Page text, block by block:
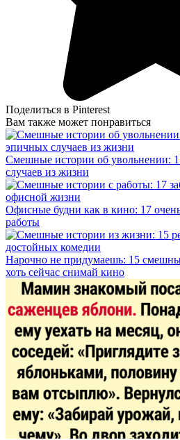
Поделиться в Pinterest
Вам также может понравиться
Смешные истории об увольнении:
случаев из жизни
Офисные будни как в кино: 17
работы
Нарочно не придумаешь: 15
хоть сейчас снимай кино